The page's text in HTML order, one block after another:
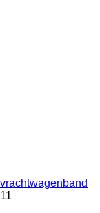
vrachtwagenband
11